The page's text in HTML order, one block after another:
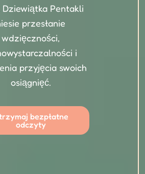
Dziewiątka Pentakli
przesłanie
wdzięczności,
i
przyjęcia swoich
osiągnięć.
bezpłatne
odczyty